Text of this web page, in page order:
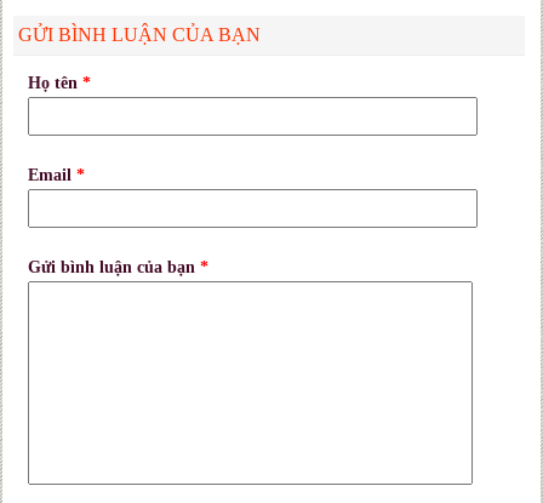
GỬI BÌNH LUẬN CỦA BẠN
Họ tên*
Email*
Gửi bình luận của bạn*